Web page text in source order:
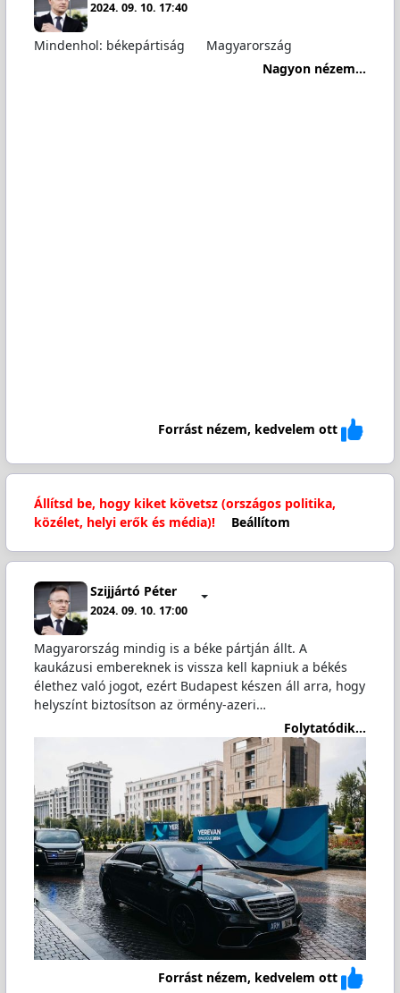
2024. 09. 10. 17:40
Mindenhol: békepártiság
Magyarország
Nagyon nézem...
Forrást nézem, kedvelem ott
Állítsd be, hogy kiket követsz (országos politika,
közélet, helyi erők és média)!
Beállítom
Szijjártó Péter
2024. 09. 10. 17:00
Magyarország mindig is a béke pártján állt. A
kaukázusi embereknek is vissza kell kapniuk a békés
élethez való jogot, ezért Budapest készen áll arra, hogy
helyszínt biztosítson az örmény-azeri…
Folytatódik...
Forrást nézem, kedvelem ott